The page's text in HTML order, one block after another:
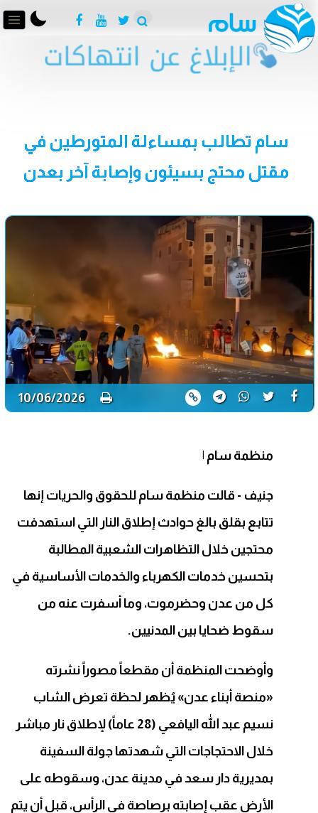
سام تطالب بمساءلة المتورطين في
مقتل محتج بسيئون وإصابة آخر بعدن
10/06/2026
منظمة سام |
جنيف - قالت منظمة سام للحقوق والحريات إنها
تتابع بقلق بالغ حوادث إطلاق النار التي استهدفت
محتجين خلال التظاهرات الشعبية المطالبة
بتحسين خدمات الكهرباء والخدمات الأساسية في
كل من عدن وحضرموت، وما أسفرت عنه من
سقوط ضحايا بين المدنيين.
وأوضحت المنظمة أن مقطعاً مصوراً نشرته
«منصة أبناء عدن» يُظهر لحظة تعرض الشاب
نسيم عبد الله اليافعي (28 عاماً) لإطلاق نار مباشر
خلال الاحتجاجات التي شهدتها جولة السفينة
بمديرية دار سعد في مدينة عدن، وسقوطه على
الأرض عقب إصابته برصاصة في الرأس، قبل أن يتم